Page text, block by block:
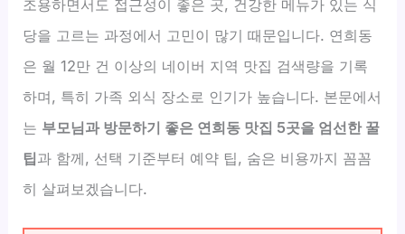
조용하면서도 접근성이 좋은 곳, 건강한 메뉴가 있는 식
당을 고르는 과정에서 고민이 많기 때문입니다. 연희동
은 월 12만 건 이상의 네이버 지역 맛집 검색량을 기록
하며, 특히 가족 외식 장소로 인기가 높습니다. 본문에서
는 부모님과 방문하기 좋은 연희동 맛집 5곳을 엄선한 꿀
팁과 함께, 선택 기준부터 예약 팁, 숨은 비용까지 꼼꼼
히 살펴보겠습니다.